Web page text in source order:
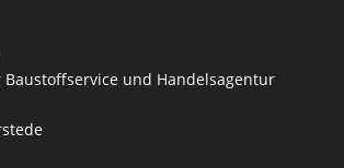
und Handelsagentur